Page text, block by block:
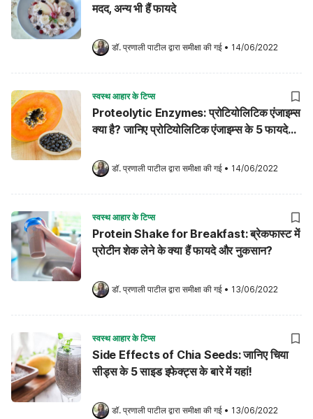
मदद, अन्य भी हैं फायदे
डॉ. प्रणाली पाटील द्वारा समीक्षा की गई • 14/06/2022
स्वस्थ आहार के टिप्स
Proteolytic Enzymes: प्रोटियोलिटिक एंजाइम्स
क्या है? जानिए प्रोटियोलिटिक एंजाइम्स के 5 फायदे
डॉ. प्रणाली पाटील द्वारा समीक्षा की गई • 14/06/2022
स्वस्थ आहार के टिप्स
Protein Shake for Breakfast: ब्रेकफास्ट में
प्रोटीन शेक लेने के क्या हैं फायदे और नुकसान?
डॉ. प्रणाली पाटील द्वारा समीक्षा की गई • 13/06/2022
स्वस्थ आहार के टिप्स
Side Effects of Chia Seeds: जानिए चिया
सीड्स के 5 साइड इफेक्ट्स के बारे में यहां!
डॉ. प्रणाली पाटील द्वारा समीक्षा की गई • 13/06/2022